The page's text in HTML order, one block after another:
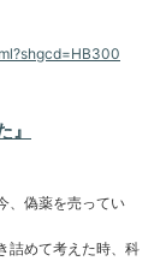
』
、偽薬を売ってい
詰めて考えた時、科